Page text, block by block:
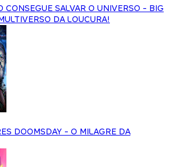
SALVAR O UNIVERSO - BIG
DA LOUCURA!
DOOMSDAY - O MILAGRE DA